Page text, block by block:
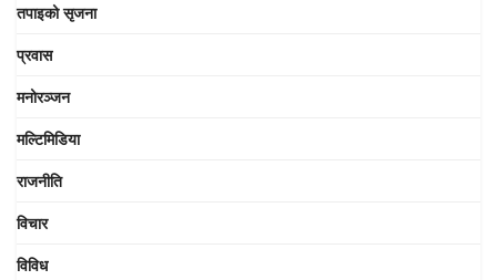
तपाइको सृजना
प्रवास
मनोरञ्जन
मल्टिमिडिया
राजनीति
विचार
विविध